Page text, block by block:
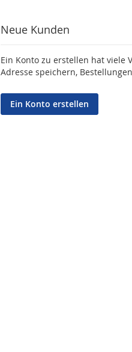
Neue Kunden
Ein Konto zu erstellen hat viele
Adresse speichern,
Ein Konto erstellen